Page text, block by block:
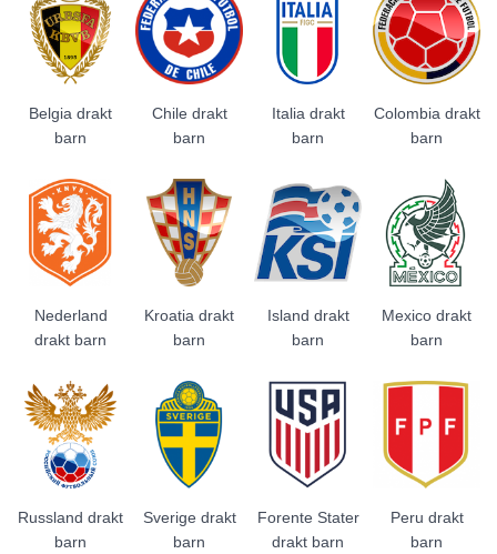
Belgia drakt
barn
Chile drakt
barn
Italia drakt
barn
Colombia drakt
barn
Nederland
drakt barn
Kroatia drakt
barn
Island drakt
barn
Mexico drakt
barn
Russland drakt
barn
Sverige drakt
barn
Forente Stater
drakt barn
Peru drakt
barn